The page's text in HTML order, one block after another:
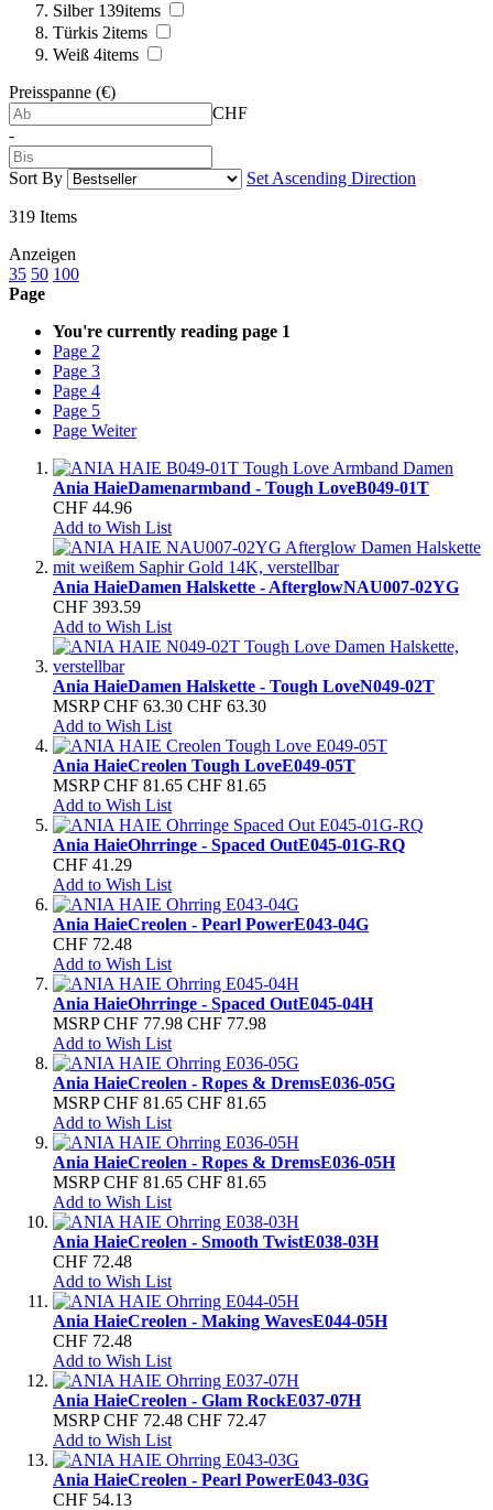
Silber 139items
Türkis 2items
Weiß 4items
Preisspanne (€)
CHF
-
Sort By Set Ascending Direction
319 Items
Anzeigen
35 50 100
Page
You're currently reading page 1
Page 2
Page 3
Page 4
Page 5
Page Weiter
Ania HaieDamenarmband - Tough LoveB049-01T
CHF 44.96
Add to Wish List
Ania HaieDamen Halskette - AfterglowNAU007-02YG
CHF 393.59
Add to Wish List
Ania HaieDamen Halskette - Tough LoveN049-02T
MSRP CHF 63.30 CHF 63.30
Add to Wish List
Ania HaieCreolen Tough LoveE049-05T
MSRP CHF 81.65 CHF 81.65
Add to Wish List
Ania HaieOhrringe - Spaced OutE045-01G-RQ
CHF 41.29
Add to Wish List
Ania HaieCreolen - Pearl PowerE043-04G
CHF 72.48
Add to Wish List
Ania HaieOhrringe - Spaced OutE045-04H
MSRP CHF 77.98 CHF 77.98
Add to Wish List
Ania HaieCreolen - Ropes & DremsE036-05G
MSRP CHF 81.65 CHF 81.65
Add to Wish List
Ania HaieCreolen - Ropes & DremsE036-05H
MSRP CHF 81.65 CHF 81.65
Add to Wish List
Ania HaieCreolen - Smooth TwistE038-03H
CHF 72.48
Add to Wish List
Ania HaieCreolen - Making WavesE044-05H
CHF 72.48
Add to Wish List
Ania HaieCreolen - Glam RockE037-07H
MSRP CHF 72.48 CHF 72.47
Add to Wish List
Ania HaieCreolen - Pearl PowerE043-03G
CHF 54.13